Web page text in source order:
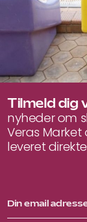
Tilmeld dig
nyheder om
Veras
leveret